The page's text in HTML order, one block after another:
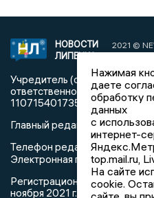
НОВОСТИ
ЛИПЕЦКА
2021 ©
Учредитель
ответственностью
1107154017354)
Главный редактор: Герцог Е.Г.
Телефон редакции: +7 903
Электронная почта
Регистрационный номер:
ноября 2021 г. согласно
Нажимая
даете
обработку
данных
с
интернет-
top.mail.ru,
На сайте
cookie.